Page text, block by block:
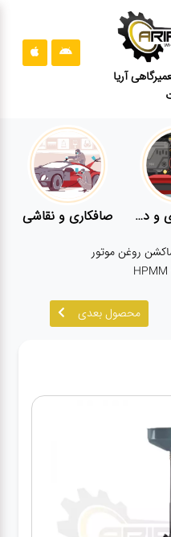
آریا
برق و باطری و دیاگ صافکاری و نقاشی
روغن موتور
محصول بعدی